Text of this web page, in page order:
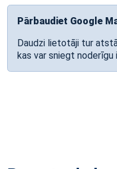
Pārbaudiet Google
Daudzi lietotāji tur
kas var sniegt noderīgu